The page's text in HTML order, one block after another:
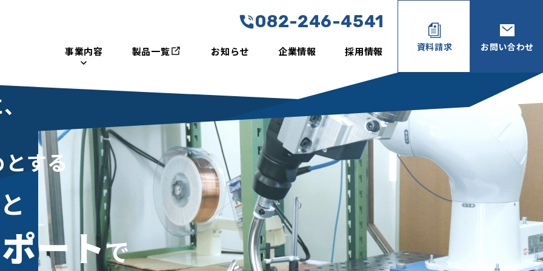
082-246-4541
事業内容 製品一覧 お知らせ 企業情報 採用情報 資料請求 お問い合わせ
する
と
ートで